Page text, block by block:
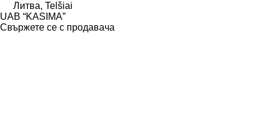
Литва, Telšiai
UAB “KASIMA”
Свържете се с продавача